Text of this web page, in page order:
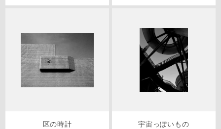
区の時計 宇宙っぽいもの